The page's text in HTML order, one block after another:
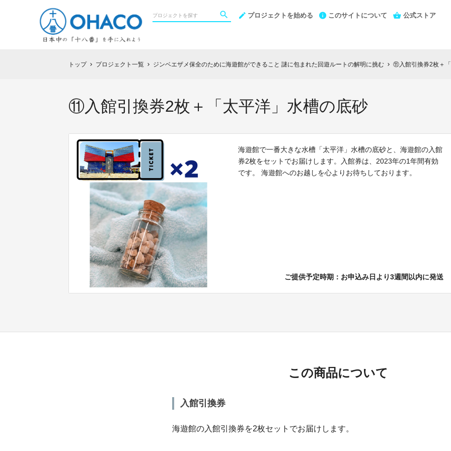
プロジェクトを始める このサイトについて 公式ストア
トップ chevron_right プロジェクト一覧 chevron_right ジンベエザメ保全のために海遊館ができること 謎に包まれた回遊ルートの解明に挑む chevron_right ⑪入館引換券2枚＋
⑪入館引換券2枚＋「太平洋」水槽の底砂
海遊館で一番大きな水槽「太平洋」水槽の底砂と、海遊館の入館
券2枚をセットでお届けします。入館券は、2023年の1年間有効
です。 海遊館へのお越しを心よりお待ちしております。
ご提供予定時期：お申込み日より3週間以内に発送
この商品について
入館引換券
海遊館の入館引換券を2枚セットでお届けします。